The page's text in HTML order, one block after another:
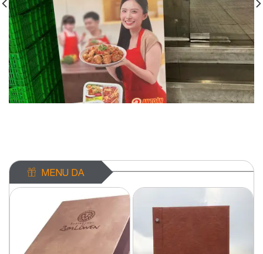
MENU DA